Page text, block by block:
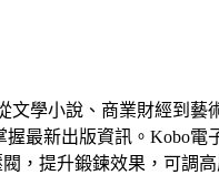
學小說、商業財經到
最新出版資訊。Kobo
，提升鍛鍊效果，可調